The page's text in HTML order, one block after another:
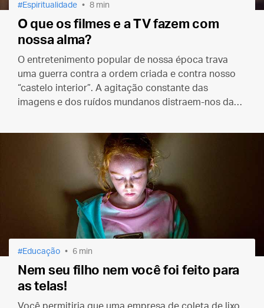
Espiritualidade 8 min
O que os filmes e a TV fazem com
nossa alma?
O entretenimento popular de nossa época trava
uma guerra contra a ordem criada e contra nosso
“castelo interior”. A agitação constante das
imagens e dos ruídos mundanos distraem-nos da
Educação 6 min
Nem seu filho nem você foi feito para
as telas!
Você permitiria que uma empresa de coleta de lixo